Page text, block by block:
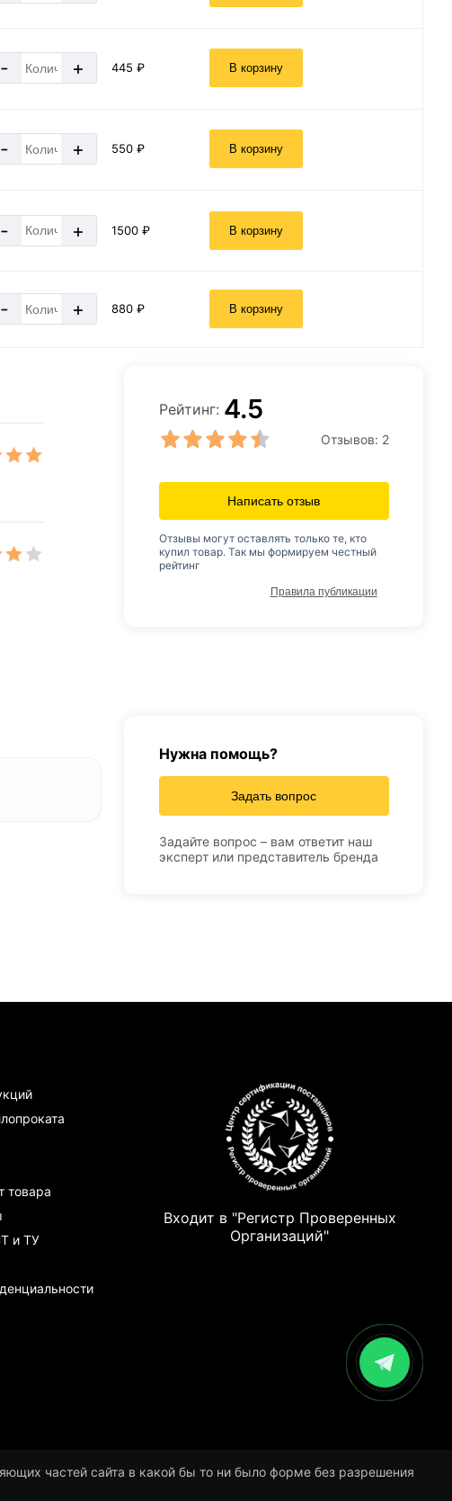
- + 445 ₽ В корзину
- + 550 ₽ В корзину
- + 1500 ₽ В корзину
- + 880 ₽ В корзину
Рейтинг: 4.5
Отзывов: 2
Написать отзыв
Отзывы могут оставлять только те, кто
купил товар. Так мы формируем честный
рейтинг
Правила публикации
Нужна помощь?
Задать вопрос
Задайте вопрос – вам ответит наш
эксперт или представитель бренда
товара
и ТУ
Входит в "Регистр Проверенных
Организаций"
частей сайта в какой бы то ни было форме без разрешения